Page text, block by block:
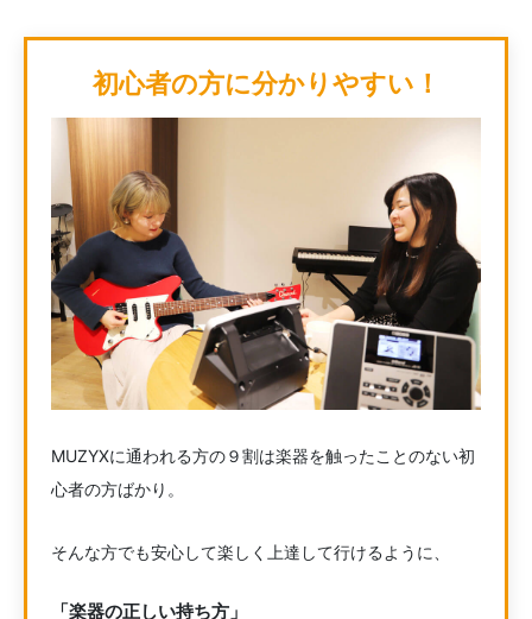
初心者の方に分かりやすい！
MUZYXに通われる方の９割は楽器を触ったことのない初
心者の方ばかり。
そんな方でも安心して楽しく上達して行けるように、
「楽器の正しい持ち方」